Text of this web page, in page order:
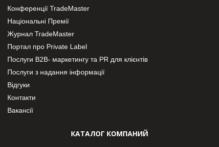
Конференції TradeMaster
Національні Премії
Журнал TradeMaster
Портал про Private Label
Послуги В2В- маркетингу та PR для клієнтів
Послуги з надання інформації
Відгуки
Контакти
Вакансії
КАТАЛОГ КОМПАНИЙ